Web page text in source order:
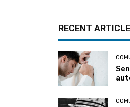
RECENT